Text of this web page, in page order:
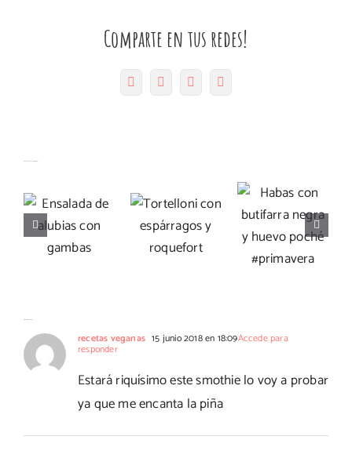
Comparte en tus redes!
FacebookTwitter Pinterest
electrónico
Artículos relacionados
de alubias
con
con
espárragos
y
butifarra
negra y
huevo
Un comentario
recetas veganas 15 junio 2018 en 18:09Accede para
responder
Estará riquísimo este smothie lo voy a probar
ya que me encanta la piña